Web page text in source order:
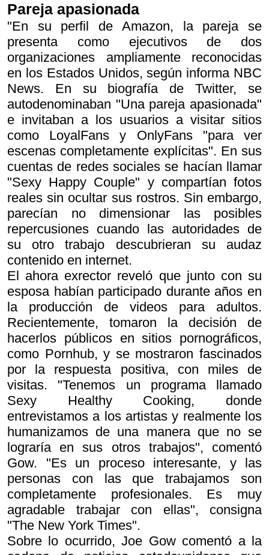
Pareja apasionada
"En su perfil de Amazon, la pareja se
presenta como ejecutivos de dos
organizaciones ampliamente reconocidas
en los Estados Unidos, según informa NBC
News. En su biografía de Twitter, se
autodenominaban "Una pareja apasionada"
e invitaban a los usuarios a visitar sitios
como LoyalFans y OnlyFans "para ver
escenas completamente explícitas". En sus
cuentas de redes sociales se hacían llamar
"Sexy Happy Couple" y compartían fotos
reales sin ocultar sus rostros. Sin embargo,
parecían no dimensionar las posibles
repercusiones cuando las autoridades de
su otro trabajo descubrieran su audaz
contenido en internet.
El ahora exrector reveló que junto con su
esposa habían participado durante años en
la producción de videos para adultos.
Recientemente, tomaron la decisión de
hacerlos públicos en sitios pornográficos,
como Pornhub, y se mostraron fascinados
por la respuesta positiva, con miles de
visitas. "Tenemos un programa llamado
Sexy Healthy Cooking, donde
entrevistamos a los artistas y realmente los
humanizamos de una manera que no se
lograría en sus otros trabajos", comentó
Gow. "Es un proceso interesante, y las
personas con las que trabajamos son
completamente profesionales. Es muy
agradable trabajar con ellas", consigna
"The New York Times".
Sobre lo ocurrido, Joe Gow comentó a la